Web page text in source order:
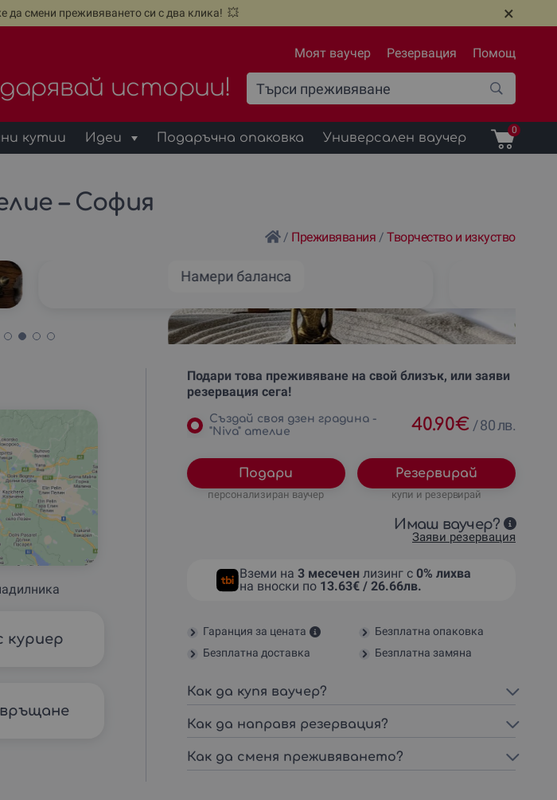
да смени преживяването си с два клика! 💥 ×
Моят ваучер Резервация Помощ
истории!
кутии Идеи Подаръчна опаковка Универсален ваучер
0
– София
/ Преживявания /Творчество и изкуство
Намери баланса
куриер
Подари това преживяване на свой близък, или заяви
резервация сега!
Създай своя дзен градина -
"Niva" ателие
40.90€ /80 лв.
Подари
персонализиран ваучер
Резервирай
купи и резервирай
Имаш ваучер?
Заяви резервация
Вземи на3 месечен лизинг с0% лихва
на вноски по 13.63€ / 26.66лв.
Гаранция за цената
Безплатна опаковка
Безплатна доставка
Безплатна замяна
Как да купя ваучер?
Как да направя резервация?
Как да сменя преживяването?